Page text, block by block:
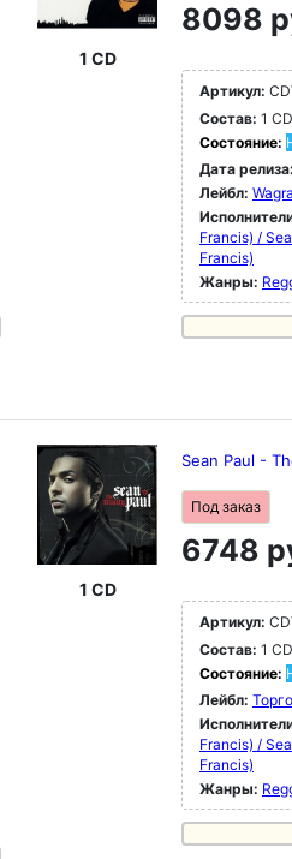
1 CD
8098
Артикул:
Состав: 1 CD
Состояние:
Дата релиза:
Лейбл:
Francis) /
Francis)
Жанры:
1 CD
Sean Paul -
Под заказ
6748
Артикул:
Состав: 1 CD
Состояние:
Лейбл:
Francis) /
Francis)
Жанры: